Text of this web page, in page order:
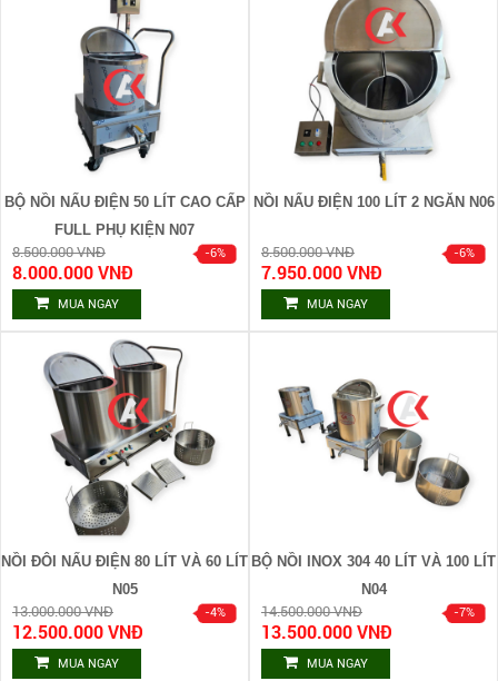
BỘ NỒI NẤU ĐIỆN 50 LÍT CAO CẤP
FULL PHỤ KIỆN N07
8.500.000 VNĐ
8.000.000 VNĐ
MUA NGAY
NỒI NẤU ĐIỆN 100 LÍT 2 NGĂN N06
8.500.000 VNĐ
7.950.000 VNĐ
MUA NGAY
NỒI ĐÔI NẤU ĐIỆN 80 LÍT VÀ 60 LÍT
N05
13.000.000 VNĐ
12.500.000 VNĐ
MUA NGAY
BỘ NỒI INOX 304 40 LÍT VÀ 100 LÍT
N04
14.500.000 VNĐ
13.500.000 VNĐ
MUA NGAY